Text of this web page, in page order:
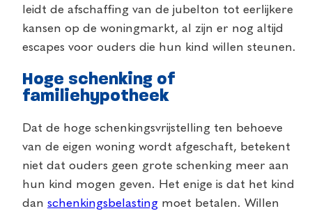
leidt de afschaffing van de jubelton tot eerlijkere
kansen op de woningmarkt, al zijn er nog altijd
escapes voor ouders die hun kind willen steunen.
Hoge schenking of
familiehypotheek
Dat de hoge schenkingsvrijstelling ten behoeve
van de eigen woning wordt afgeschaft, betekent
niet dat ouders geen grote schenking meer aan
hun kind mogen geven. Het enige is dat het kind
dan schenkingsbelasting moet betalen. Willen